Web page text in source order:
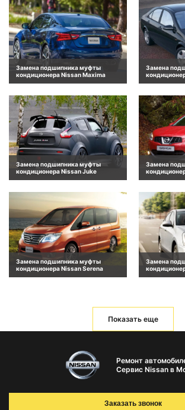
Замена подшипника муфты
кондиционера Nissan Maxima
Замена
Замена подшипника муфты
кондиционера Nissan Juke
Замена
Замена подшипника муфты
кондиционера Nissan Serena
Замена
Показать еще
Ремонт
Сервис Nissan в
Заказать звонок